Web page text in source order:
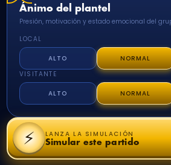
Ánimo del plantel
Presión, motivación y estado emocional del
LOCAL
ALTO NORMAL
VISITANTE
ALTO NORMAL
⚡ LANZA LA SIMULACIÓN
Simular este partido